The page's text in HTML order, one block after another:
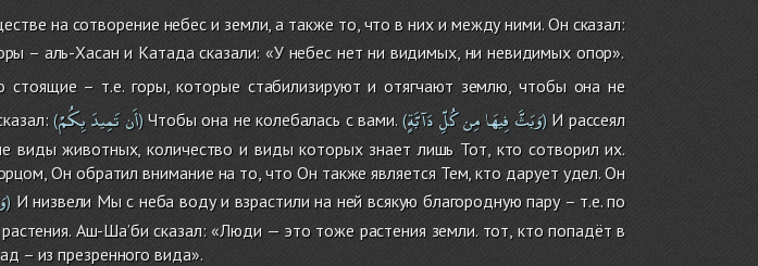
на сотворение небес и земли, а также то, что в них и между ними. Он сказал:
– аль-Хасан и Катада сказали: «У небес нет ни видимых, ни невидимых опор».
– т.е. горы, которые стабилизируют и отягчают землю, чтобы она не
( أَنتَمِيدَبِكُمْ )Чтобы она не колебалась с вами. ( وَبَثَّفِيهَامِنكُلِّدَآبَّةٍ )И рассеял
виды животных, количество и виды которых знает лишь Тот, кто сотворил их.
Он обратил внимание на то, что Он также является Тем, кто дарует удел. Он
) И низвели Мы с неба воду и взрастили на ней всякую благородную пару – т.е. по
Аш-Ша’би сказал: «Люди — это тоже растения земли. тот, кто попадёт в
– из презренного вида».